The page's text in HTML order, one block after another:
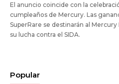
El anuncio coincide con la
cumpleaños de Mercury. Las
SuperRare se destinarán al
su lucha contra el SIDA.
Popular